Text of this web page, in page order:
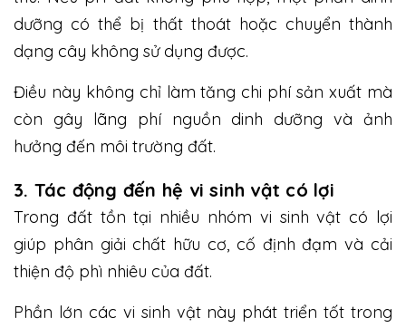
dưỡng có thể bị thất thoát hoặc chuyển thành
dạng cây không sử dụng được.
Điều này không chỉ làm tăng chi phí sản xuất mà
còn gây lãng phí nguồn dinh dưỡng và ảnh
hưởng đến môi trường đất.
3. Tác động đến hệ vi sinh vật có lợi
Trong đất tồn tại nhiều nhóm vi sinh vật có lợi
giúp phân giải chất hữu cơ, cố định đạm và cải
thiện độ phì nhiêu của đất.
Phần lớn các vi sinh vật này phát triển tốt trong